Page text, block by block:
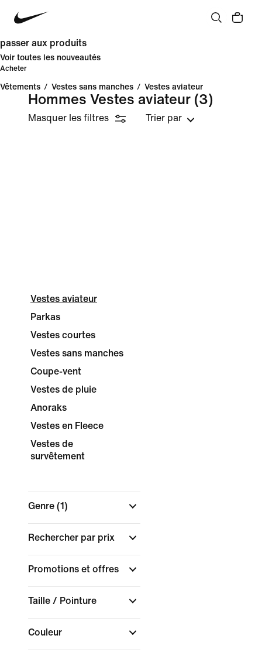
passer aux produits
Voir toutes les nouveautés
Acheter
Vêtements / Vestes sans manches / Vestes aviateur
Hommes Vestes aviateur (3)
Masquer les filtres Trier par
Vestes aviateur
Parkas
Vestes courtes
Vestes sans manches
Coupe-vent
Vestes de pluie
Anoraks
Vestes en Fleece
Vestes de
survêtement
Genre (1)
Rechercher par prix
Promotions et offres
Taille / Pointure
Couleur